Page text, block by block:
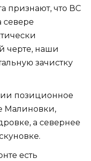
признают, что ВС
черте, наши
зачистку
позиционное
Малиновки,
а севернее
есть